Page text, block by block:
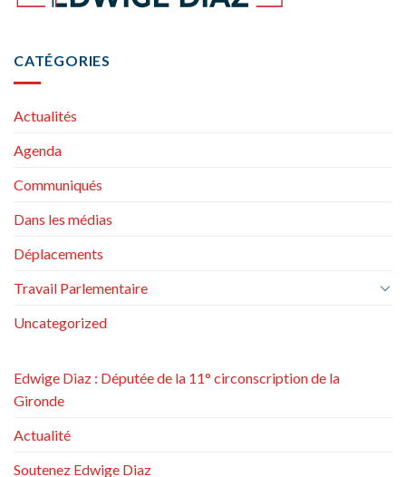
CATÉGORIES
Actualités
Agenda
Communiqués
Dans les médias
Déplacements
Travail Parlementaire
Uncategorized
Edwige Diaz : Députée de la 11° circonscription de la
Gironde
Actualité
Soutenez Edwige Diaz